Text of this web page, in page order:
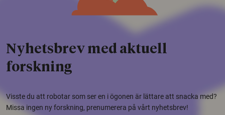
Nyhetsbrev med aktuell
forskning
Visste du att robotar som ser en i ögonen är lättare att snacka med?
Missa ingen ny forskning, prenumerera på vårt nyhetsbrev!